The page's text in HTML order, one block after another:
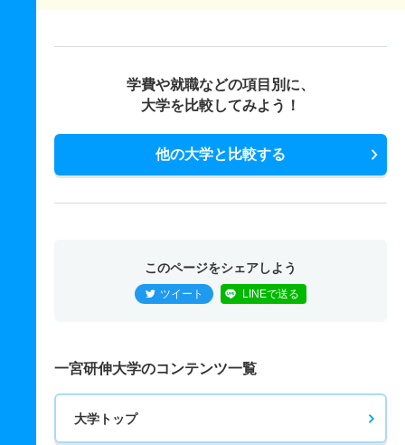
学費や就職などの項目別に、
大学を比較してみよう！
他の大学と比較する
このページをシェアしよう
ツイート LINEで送る
一宮研伸大学のコンテンツ一覧
大学トップ